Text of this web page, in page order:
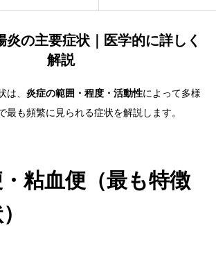
炎の主要症状｜医学的に詳しく
解説
は、 炎症の範囲・程度・活動性によって多様
最も頻繁に見られる症状を解説します。
粘血便（最も特徴